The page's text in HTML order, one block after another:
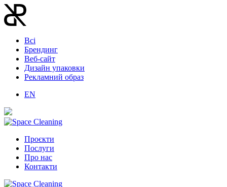
Всі
Брендинг
Веб-сайт
Дизайн упаковки
Рекламний образ
EN
Проєкти
Послуги
Про нас
Контакти